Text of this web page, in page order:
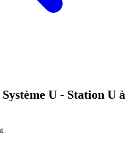
U - Station U à